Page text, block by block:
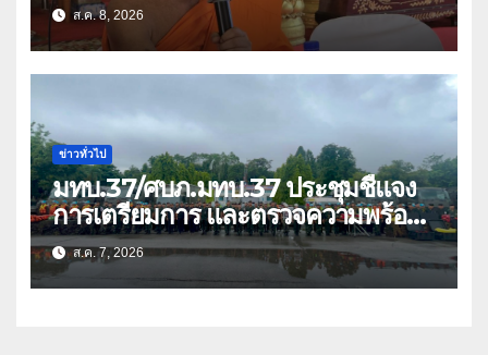
ว่า 66 บัญชี
ส.ค. 8, 2026
ข่าวทั่วไป
มทบ.37/ศบภ.มทบ.37 ประชุมชี้แจง
การเตรียมการ และตรวจความพร้อม
ด้านการบรรเทาสาธารณภัย
ส.ค. 7, 2026